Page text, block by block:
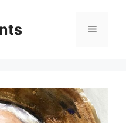
Меню